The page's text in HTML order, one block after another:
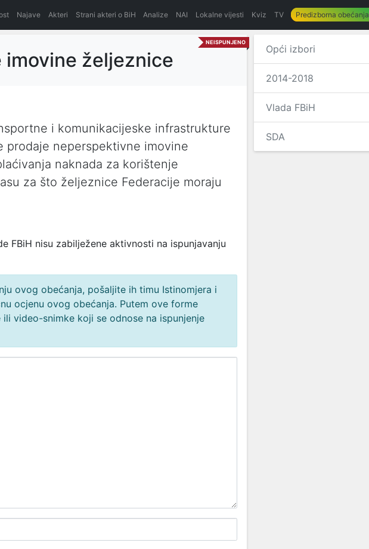
Najave Akteri Strani akteri o BiH Analize NAI Lokalne vijesti Kviz TV Predizborna obećanja
NEISPUNJENO
željeznice
i komunikacijeske infrastrukture
prodaje neperspektivne imovine
naknada za korištenje
za što željeznice Federacije moraju
FBiH nisu zabilježene aktivnosti na ispunjavanju
ovog obećanja, pošaljite ih timu Istinomjera i
ocjenu ovog obećanja. Putem ove forme
video-snimke koji se odnose na ispunjenje
Opći izbori
2014-2018
Vlada FBiH
SDA